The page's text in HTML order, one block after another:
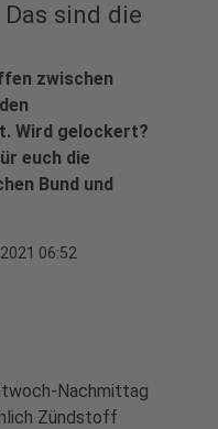
sind die
zwischen
Wird gelockert?
euch die
Bund und
06:52
Nachmittag
Zündstoff